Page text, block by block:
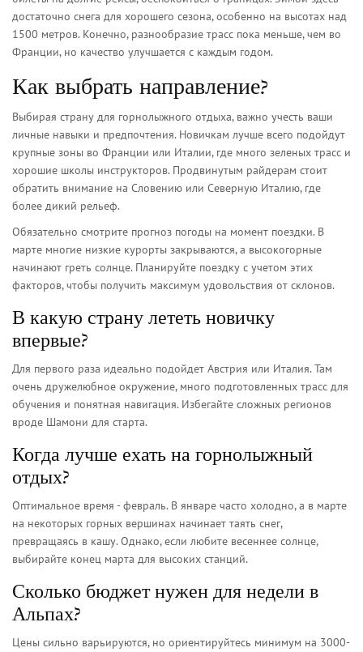
достаточно снега для хорошего сезона, особенно на высотах над
1500 метров. Конечно, разнообразие трасс пока меньше, чем во
Франции, но качество улучшается с каждым годом.
Как выбрать направление?
Выбирая страну для горнолыжного отдыха, важно учесть ваши
личные навыки и предпочтения. Новичкам лучше всего подойдут
крупные зоны во Франции или Италии, где много зеленых трасс и
хорошие школы инструкторов. Продвинутым райдерам стоит
обратить внимание на Словению или Северную Италию, где
более дикий рельеф.
Обязательно смотрите прогноз погоды на момент поездки. В
марте многие низкие курорты закрываются, а высокогорные
начинают греть солнце. Планируйте поездку с учетом этих
факторов, чтобы получить максимум удовольствия от склонов.
В какую страну лететь новичку
впервые?
Для первого раза идеально подойдет Австрия или Италия. Там
очень дружелюбное окружение, много подготовленных трасс для
обучения и понятная навигация. Избегайте сложных регионов
вроде Шамони для старта.
Когда лучше ехать на горнолыжный
отдых?
Оптимальное время - февраль. В январе часто холодно, а в марте
на некоторых горных вершинах начинает таять снег,
превращаясь в кашу. Однако, если любите весеннее солнце,
выбирайте конец марта для высоких станций.
Сколько бюджет нужен для недели в
Альпах?
Цены сильно варьируются, но ориентируйтесь минимум на 3000-